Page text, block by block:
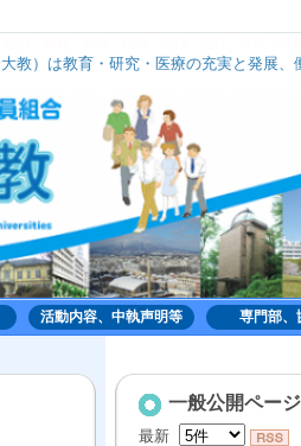
）は教育・研究・医療の充実と発展、
活動内容、中執声明等 専門部、
一般公開ペー
最新